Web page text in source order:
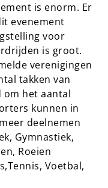
is enorm. Er
evenement
voor
is groot.
verenigingen
takken van
om het aantal
kunnen in
deelnemen
Gymnastiek,
Roeien
Voetbal,